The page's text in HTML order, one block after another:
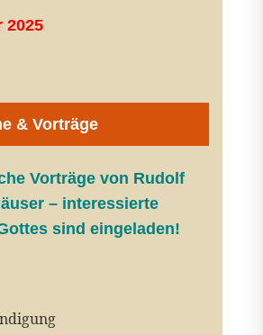
2025
& Vorträge
Vorträge von Rudolf
– interessierte
sind eingeladen!